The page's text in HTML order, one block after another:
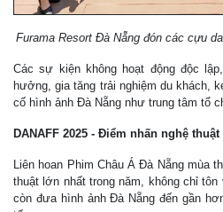
Furama Resort Đà Nẵng đón các cựu
Các sự kiện không hoạt động độc
hưởng, gia tăng trải nghiệm du khách,
cố hình ảnh Đà Nẵng như trung tâm tổ
DANAFF 2025 - Điểm nhấn nghệ
Liên hoan Phim Châu Á Đà Nẵng
thuật lớn nhất trong năm, không chỉ
còn đưa hình ảnh Đà Nẵng đến gần